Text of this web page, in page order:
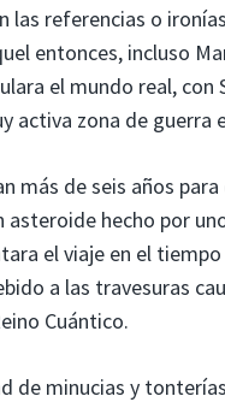
las referencias o
entonces, incluso
el mundo real,
activa zona de guerra
más de seis años
asteroide hecho por
el viaje en el
a las travesuras
Cuántico.
de minucias y